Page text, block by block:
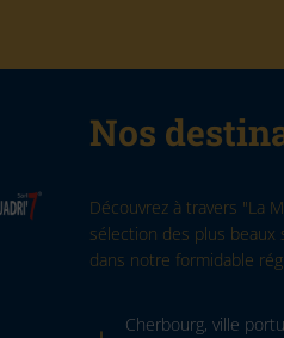
Nos
Découvrez à travers "La
sélection des plus beaux
dans notre formidable
Cherbourg, ville